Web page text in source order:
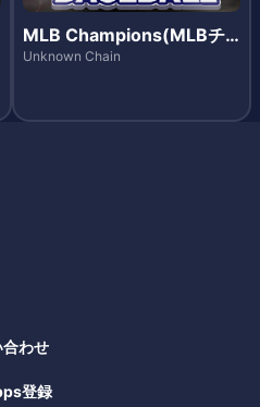
MLB Champions(MLBチ
ャンピオンズ)
Unknown Chain
合わせ
登録